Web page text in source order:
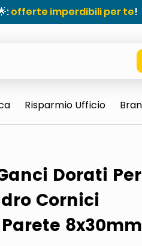
offerte imperdibili per te!
Risparmio Ufficio
Dorati Per
Cornici
8x30mm